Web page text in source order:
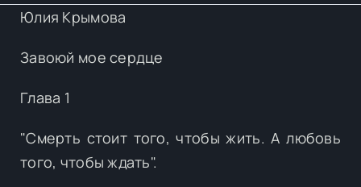
Юлия Крымова
Завоюй мое сердце
Глава 1
"Смерть стоит того, чтобы жить. А любовь
того, чтобы ждать".